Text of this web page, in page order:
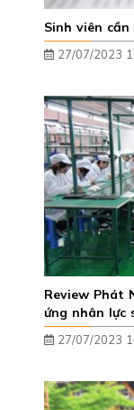
Sinh viên
27/07/2023
Review Phát
ứng nhân lực
27/07/2023